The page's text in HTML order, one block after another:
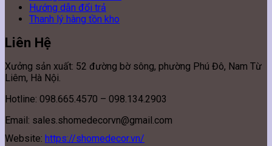
Hướng dẫn đổi trả
Thanh lý hàng tồn kho
Liên Hệ
Xưởng sản xuất: 52 đường bờ sông, phường Phú Đô, Nam Từ
Liêm, Hà Nội.
Hotline: 098.665.4570 – 098.134.2903
Email: sales.shomedecorvn@gmail.com
Website: https://shomedecor.vn/